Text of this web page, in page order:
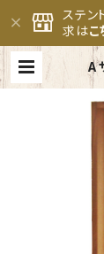
ステン
求はこ
A